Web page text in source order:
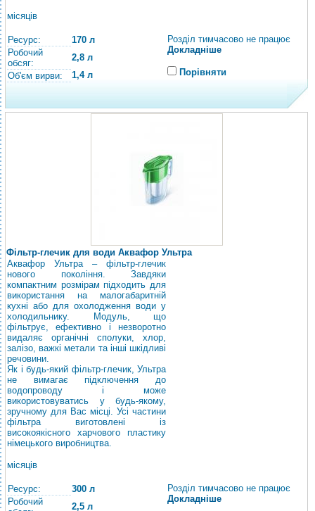
місяців
Ресурс:
170 л
Робочий
обсяг:
2,8 л
Об'єм вирви:
1,4 л
Розділ тимчасово не працює
Докладніше
Порівняти
Фільтр-глечик для води Аквафор Ультра
Аквафор Ультра – фільтр-глечик
нового покоління. Завдяки
компактним розмірам підходить для
використання на малогабаритній
кухні або для охолодження води у
холодильнику. Модуль, що
фільтрує, ефективно і незворотно
видаляє органічні сполуки, хлор,
залізо, важкі метали та інші шкідливі
речовини.
Як і будь-який фільтр-глечик, Ультра
не вимагає підключення до
водопроводу і може
використовуватись у будь-якому,
зручному для Вас місці. Усі частини
фільтра виготовлені із
високоякісного харчового пластику
німецького виробництва.
місяців
Ресурс:
300 л
Робочий
2,5 л
Розділ тимчасово не працює
Докладніше